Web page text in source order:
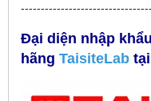
Đại diện nhập
hãng TaisiteLab